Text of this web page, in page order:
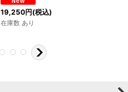
19,250円(税込)
在庫数 あり